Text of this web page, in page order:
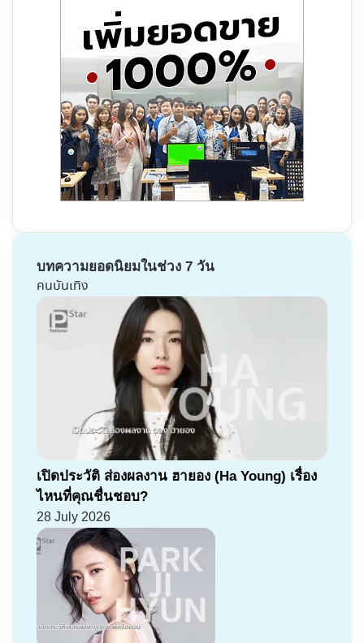
บทความยอดนิยมในช่วง 7 วัน
คนบันเทิง
เปิดประวัติ ส่องผลงาน ฮายอง (Ha Young) เรื่อง
ไหนที่คุณชื่นชอบ?
28 July 2026